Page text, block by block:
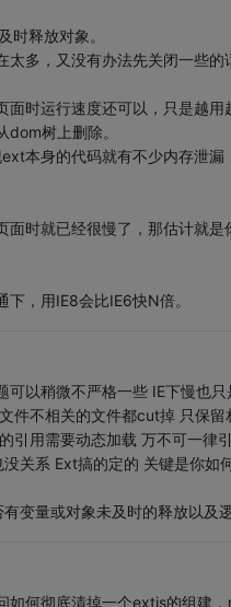
时释放对象。
多，又没有办法先关闭一些的
面时运行速度还可以，只是越
树上删除。
本身的代码就有不少内存泄
面时就已经很慢了，那估计就
，用IE8会比IE6快N倍。
可以稍微不严格一些 IE下慢也
件不相关的文件都cut掉 只保留
引用需要动态加载 万不可一律
关系 Ext搞的定的 关键是你如
变量或对象未及时的释放以及
如何彻底清掉一个extjs的组建